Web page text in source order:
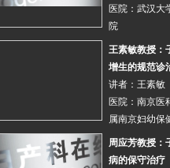
医院： 武汉大
院
王素敏教授：
增生的规范诊
讲者： 王素敏
医院： 南京医
属南京妇幼保
周应芳教授：
病的保守治疗